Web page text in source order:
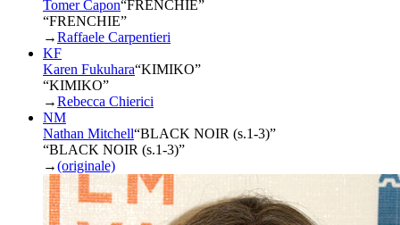
Tomer Capon“FRENCHIE”
“FRENCHIE”
→Raffaele Carpentieri
KF
Karen Fukuhara“KIMIKO”
“KIMIKO”
→Rebecca Chierici
NM
Nathan Mitchell“BLACK NOIR (s.1-3)”
“BLACK NOIR (s.1-3)”
→(originale)